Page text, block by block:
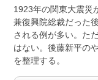
1923年の関東大震災
兼復興院総裁だった
される例が多い。た
はない。後藤新平の
を整理する。